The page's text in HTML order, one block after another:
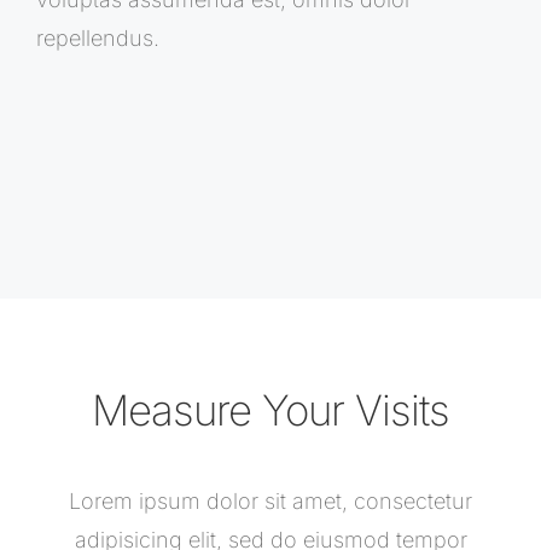
repellendus.
Measure Your Visits
Lorem ipsum dolor sit amet, consectetur
adipisicing elit, sed do eiusmod tempor